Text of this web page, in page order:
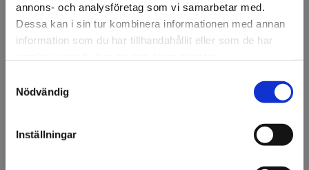
annons- och analysföretag som vi samarbetar med.
Dessa kan i sin tur kombinera informationen med annan
information som du har tillhandahållit eller som de har
Nödvändig
Inställningar
Beskrivning
6st/frp
Specifikation